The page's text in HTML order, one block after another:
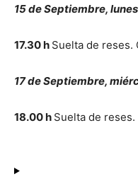
15 de Septiembre, lunes
17.30 h Suelta de reses.
17 de Septiembre,
18.00 h Suelta de